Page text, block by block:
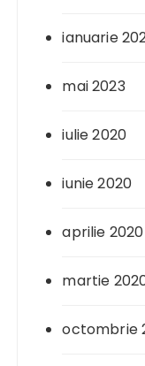
ianuarie
mai 2023
iulie 2020
iunie 2020
aprilie 2020
martie
octombrie